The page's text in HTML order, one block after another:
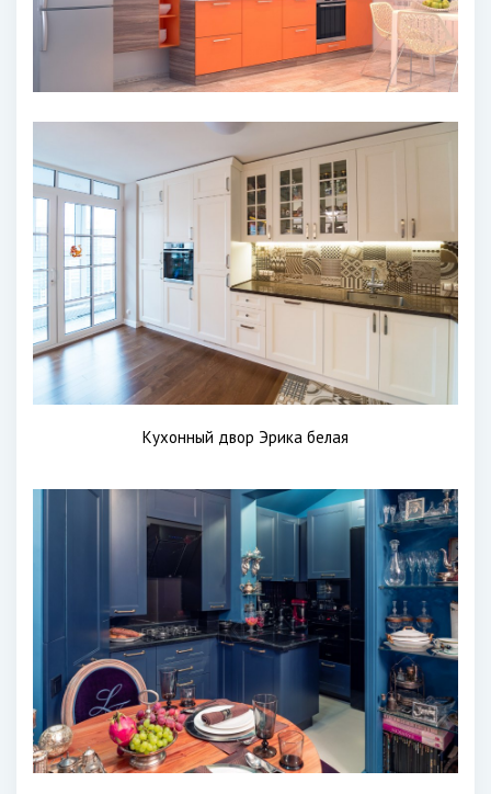
Кухонный двор Эрика белая